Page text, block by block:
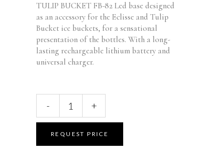
TULIP BUCKET FB-82 Led base designed
as an accessory for the Eclisse and Tulip
Bucket ice buckets, for a sensational
presentation of the bottles. With a long-
lasting rechargeable lithium battery and
universal charger.
ECLIPSE
TULIP
- +
REQUEST PRICE